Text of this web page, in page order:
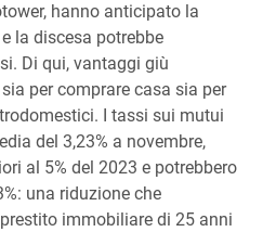
hanno anticipato la
la discesa potrebbe
Di qui, vantaggi giù
per comprare casa sia per
I tassi sui mutui
del 3,23% a novembre,
al 5% del 2023 e potrebbero
una riduzione che
immobiliare di 25 anni